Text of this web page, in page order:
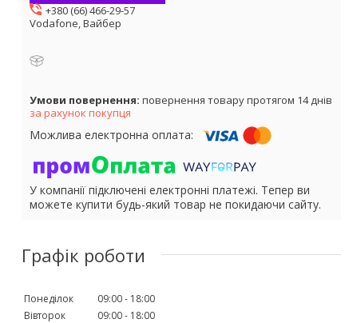
+380 (66) 466-29-57
Vodafone, Вайбер
повернення товару протягом 14 днів
за рахунок покупця
У компанії підключені електронні платежі. Тепер ви
можете купити будь-який товар не покидаючи сайту.
Графік роботи
Понеділок 09:00
18:00
Вівторок
09:00
18:00